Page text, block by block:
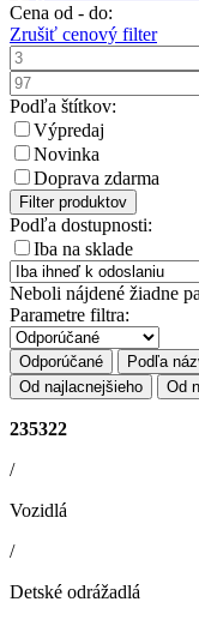
Cena od - do:
Zrušiť cenový filter
Podľa štítkov:
Výpredaj
Novinka
Doprava zdarma
Filter produktov
Podľa dostupnosti:
Iba na sklade
Neboli nájdené žiadne
Parametre filtra:
Odporúčané Podľa
Od najlacnejšieho
Od
235322
/
Vozidlá
/
Detské odrážadlá